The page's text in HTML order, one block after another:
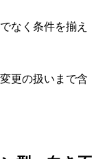
なく条件を揃え
更の扱いまで含